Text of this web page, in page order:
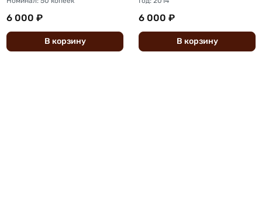
6 000 ₽
В корзину
6 000 ₽
В корзину